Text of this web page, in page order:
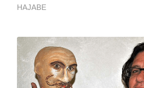
НАЈАВЕ